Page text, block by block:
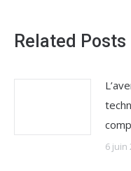
Related Posts
6 juin